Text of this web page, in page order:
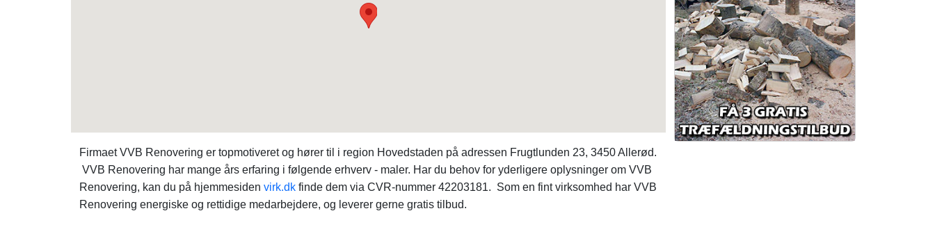
Firmaet VVB Renovering er topmotiveret og hører til i region Hovedstaden på adressen Frugtlunden 23, 3450 Allerød.
VVB Renovering har mange års erfaring i følgende erhverv - maler. Har du behov for yderligere oplysninger om VVB
Renovering, kan du på hjemmesiden virk.dk finde dem via CVR-nummer 42203181. Som en fint virksomhed har VVB
Renovering energiske og rettidige medarbejdere, og leverer gerne gratis tilbud.